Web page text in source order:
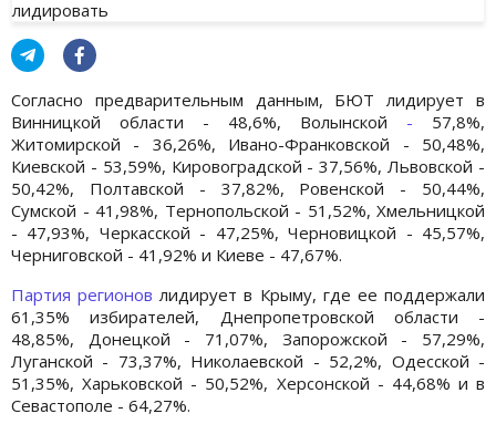
Согласно предварительным данным, БЮТ лидирует в
Винницкой области - 48,6%, Волынской - 57,8%,
Житомирской - 36,26%, Ивано-Франковской - 50,48%,
Киевской - 53,59%, Кировоградской - 37,56%, Львовской -
50,42%, Полтавской - 37,82%, Ровенской - 50,44%,
Сумской - 41,98%, Тернопольской - 51,52%, Хмельницкой
- 47,93%, Черкасской - 47,25%, Черновицкой - 45,57%,
Черниговской - 41,92% и Киеве - 47,67%.
Партия регионов лидирует в Крыму, где ее поддержали
61,35% избирателей, Днепропетровской области -
48,85%, Донецкой - 71,07%, Запорожской - 57,29%,
Луганской - 73,37%, Николаевской - 52,2%, Одесской -
51,35%, Харьковской - 50,52%, Херсонской - 44,68% и в
Севастополе - 64,27%.